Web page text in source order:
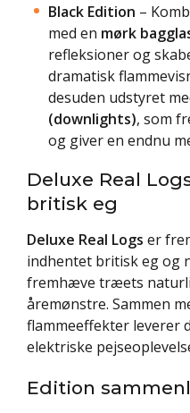
Black Edition –
med en mørk
refleksioner og
dramatisk
desuden udstyret
(downlights), som
og giver en endnu
Deluxe Real
britisk eg
Deluxe Real Logs er
indhentet britisk eg og
fremhæve træets
åremønstre. Sammen
flammeeffekter leverer
elektriske
Edition